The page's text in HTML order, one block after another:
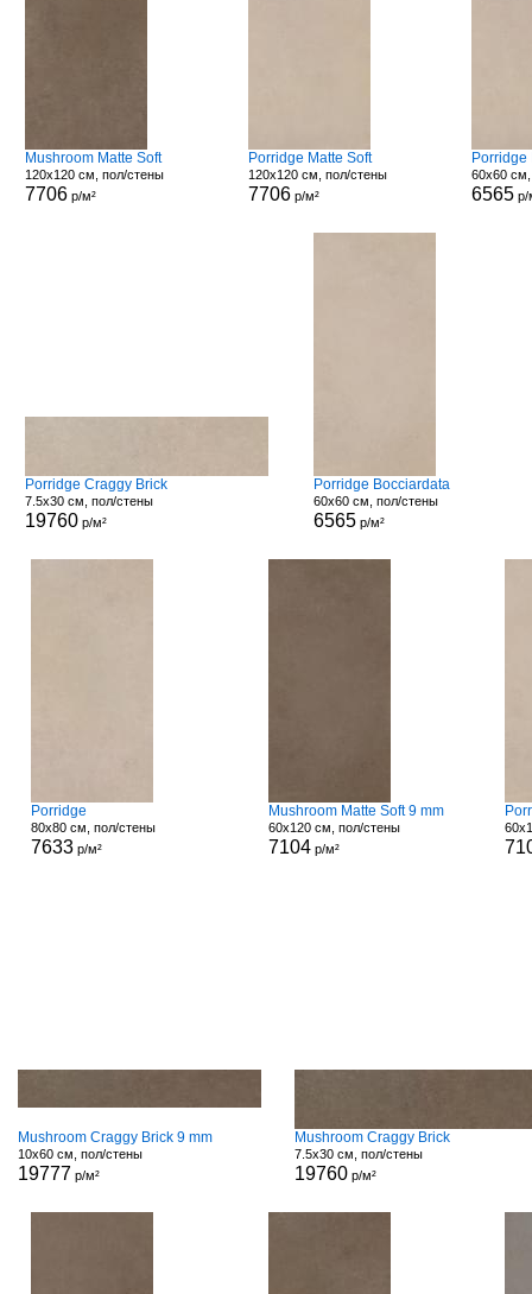
Mushroom Matte Soft
120x120 см, пол/стены
7706р/м²
Porridge Matte Soft
120x120 см, пол/стены
7706 р/м²
Porridge
60x60
6565 р/
Porridge Craggy Brick
7.5x30 см, пол/стены
19760р/м²
Porridge Bocciardata
60x60 см, пол/стены
6565 р/м²
Porridge
80x80 см, пол/стены
7633 р/м²
Mushroom Matte Soft 9 mm
60x120 см, пол/стены
7104р/м²
Mushroom Craggy Brick 9 mm
10x60 см, пол/стены
19777 р/м²
Mushroom Craggy Brick
7.5x30 см, пол/стены
19760р/м²